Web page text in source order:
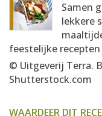
Samen
lekkere
feestelijke
© Uitgeverij Terra.
Shutterstock.com
WAARDEER DIT